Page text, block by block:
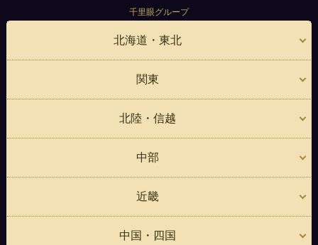
千里眼グループ
北海道・東北
関東
北陸・信越
中部
近畿
中国・四国